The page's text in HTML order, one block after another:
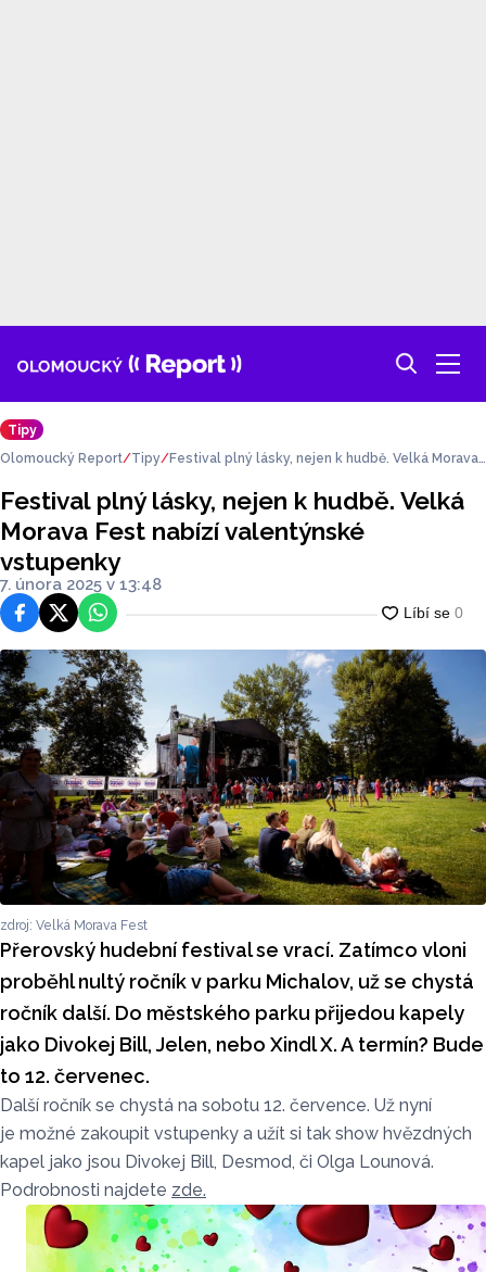
Tipy
Olomoucký Report
Tipy
Festival plný lásky, nejen k hudbě. Velká Morava
Festival plný lásky, nejen k hudbě. Velká
Morava Fest nabízí valentýnské
vstupenky
7. února 2025 v 13:48
FacebookPlatforma X
WhatsApp
zdroj: Velká Morava Fest
Přerovský hudební festival se vrací. Zatímco vloni
proběhl nultý ročník v parku Michalov, už se chystá
ročník další. Do městského parku přijedou kapely
jako Divokej Bill, Jelen, nebo Xindl X. A termín? Bude
to 12. červenec.
Další ročník se chystá na sobotu 12. července. Už nyní
je možné zakoupit vstupenky a užít si tak show hvězdných
kapel jako jsou Divokej Bill, Desmod, či Olga Lounová.
Podrobnosti najdete zde.